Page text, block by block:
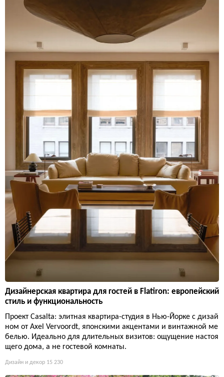
Дизайнерская квартира для гостей в Flatiron: европейский
стиль и функциональность
Проект Casalta: элитная квартира-студия в Нью-Йорке с дизай
ном от Axel Vervoordt, японскими акцентами и винтажной ме
белью. Идеально для длительных визитов: ощущение настоя
щего дома, а не гостевой комнаты.
Дизайн и декор 15 230